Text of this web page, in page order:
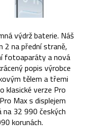
výdrž baterie. Náš
2 na přední straně,
fotoaparáty a nová
popis výrobce
tělem a třemi
klasické verze Pro
Max s displejem
na 32 990 českých
korunách.